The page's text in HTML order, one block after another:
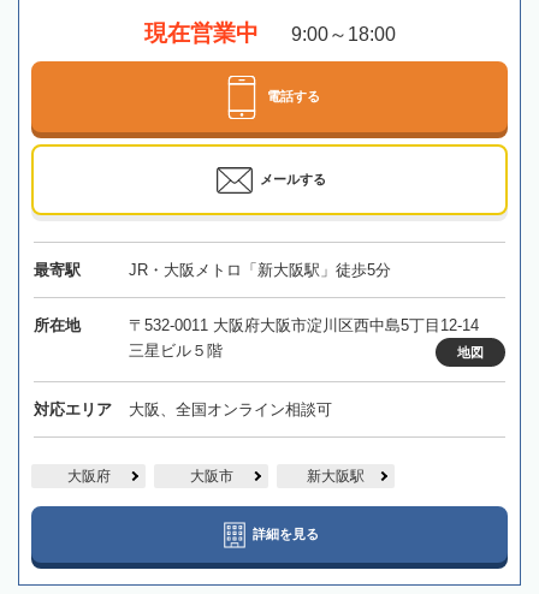
現在営業中 9:00～18:00
電話する
メールする
最寄駅 JR・大阪メトロ「新大阪駅」徒歩5分
所在地
〒532-0011 大阪府大阪市淀川区西中島5丁目12-14
三星ビル５階
地図
対応エリア 大阪、全国オンライン相談可
大阪府 大阪市 新大阪駅
詳細を見る